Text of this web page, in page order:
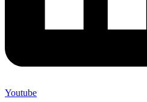
Youtube